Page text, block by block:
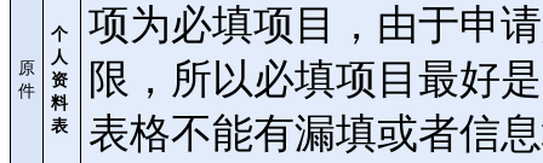
原
件
个
人
资
料
表
项为必填项目，由于申
限，所以必填项目最好
表格不能有漏填或者信